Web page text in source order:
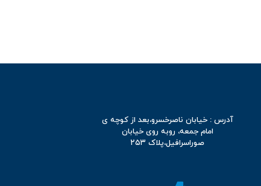
آدرس : خیابان ناصرخسرو،بعد از کوچه ی
امام جمعه، روبه روی خیابان
صوراسرافیل،پلاک ۲۵۳